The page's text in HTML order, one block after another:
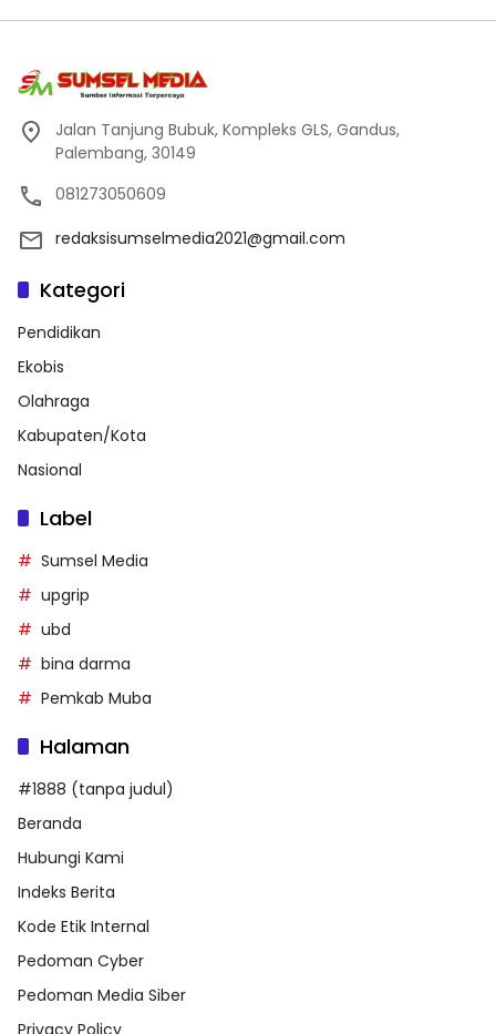
Jalan Tanjung Bubuk, Kompleks GLS, Gandus,
Palembang, 30149
081273050609
redaksisumselmedia2021@gmail.com
Kategori
Pendidikan
Ekobis
Olahraga
Kabupaten/Kota
Nasional
Label
Sumsel Media
upgrip
ubd
bina darma
Pemkab Muba
Halaman
#1888 (tanpa judul)
Beranda
Hubungi Kami
Indeks Berita
Kode Etik Internal
Pedoman Cyber
Pedoman Media Siber